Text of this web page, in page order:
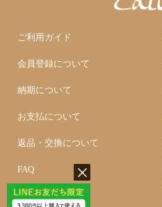
ご利用ガイド
会員登録について
納期について
お支払について
返品・交換について
FAQ